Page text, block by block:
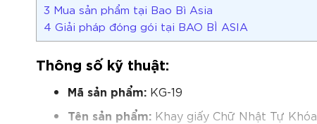
3 Mua sản phẩm tại Bao Bì Asia
4 Giải pháp đóng gói tại BAO BÌ ASIA
Thông số kỹ thuật:
Mã sản phẩm: KG-19
Tên sản phẩm: Khay giấy Chữ Nhật Tự Khóa